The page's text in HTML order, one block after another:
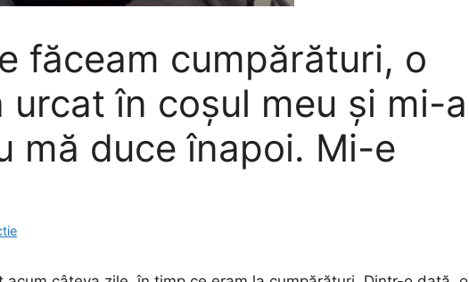
făceam cumpărături, o
în coșul meu și mi-a
mă duce înapoi. Mi-e